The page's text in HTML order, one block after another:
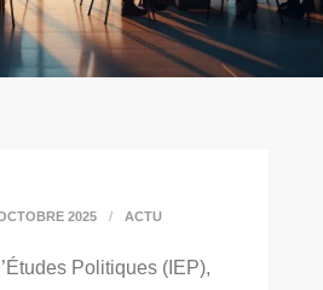
2025 ACTU
Politiques (IEP),